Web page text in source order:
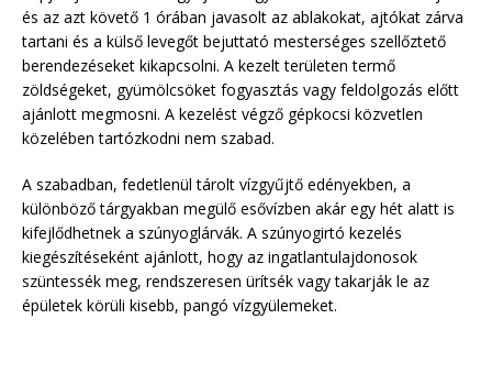
és az azt követő 1 órában javasolt az ablakokat, ajtókat zárva
tartani és a külső levegőt bejuttató mesterséges szellőztető
berendezéseket kikapcsolni. A kezelt területen termő
zöldségeket, gyümölcsöket fogyasztás vagy feldolgozás előtt
ajánlott megmosni. A kezelést végző gépkocsi közvetlen
közelében tartózkodni nem szabad.
A szabadban, fedetlenül tárolt vízgyűjtő edényekben, a
különböző tárgyakban megülő esővízben akár egy hét alatt is
kifejlődhetnek a szúnyoglárvák. A szúnyogirtó kezelés
kiegészítéseként ajánlott, hogy az ingatlantulajdonosok
szüntessék meg, rendszeresen ürítsék vagy takarják le az
épületek körüli kisebb, pangó vízgyülemeket.